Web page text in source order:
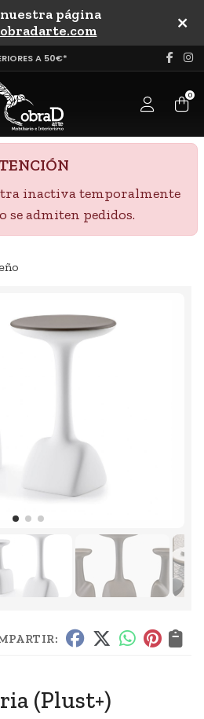
página
A 50€*
0
inactiva temporalmente
se admiten pedidos.
(Plust+)